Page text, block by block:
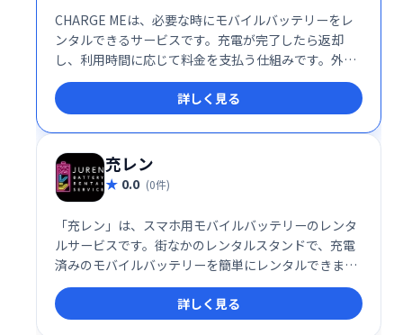
CHARGE MEは、必要な時にモバイルバッテリーをレ
ンタルできるサービスです。充電が完了したら返却
し、利用時間に応じて料金を支払う仕組みです。外出
先でのスマホ充電切れの心配を解消し、いつでも安心
してモバイルデバイスをご利用いただけます。
詳しく見る
充レン
0.0 (0件)
「充レン」は、スマホ用モバイルバッテリーのレンタ
ルサービスです。街なかのレンタルスタンドで、充電
済みのモバイルバッテリーを簡単にレンタルできま
す。急なバッテリー切れでも安心！外出先での充電を
サポートし、スマートな生活を支援します。順次展開
中のレンタルスタンドで、お気軽にご利用ください。
詳しく見る